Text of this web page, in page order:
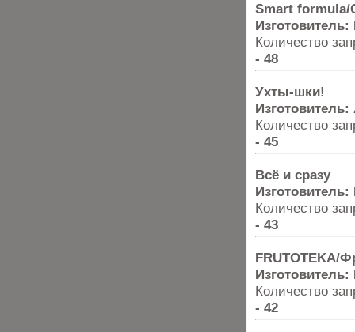
Smart
Количество
- 48
Ухты-шки!
Количество
- 45
Всё и сразу
Количество
- 43
FRUTOTEKA/
Количество
- 42